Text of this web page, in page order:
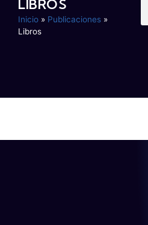
LIBROS
Inicio » Publicaciones »
Libros